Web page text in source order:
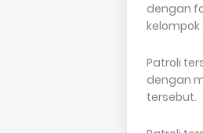
dengan
Patroli
dengan
tersebut.